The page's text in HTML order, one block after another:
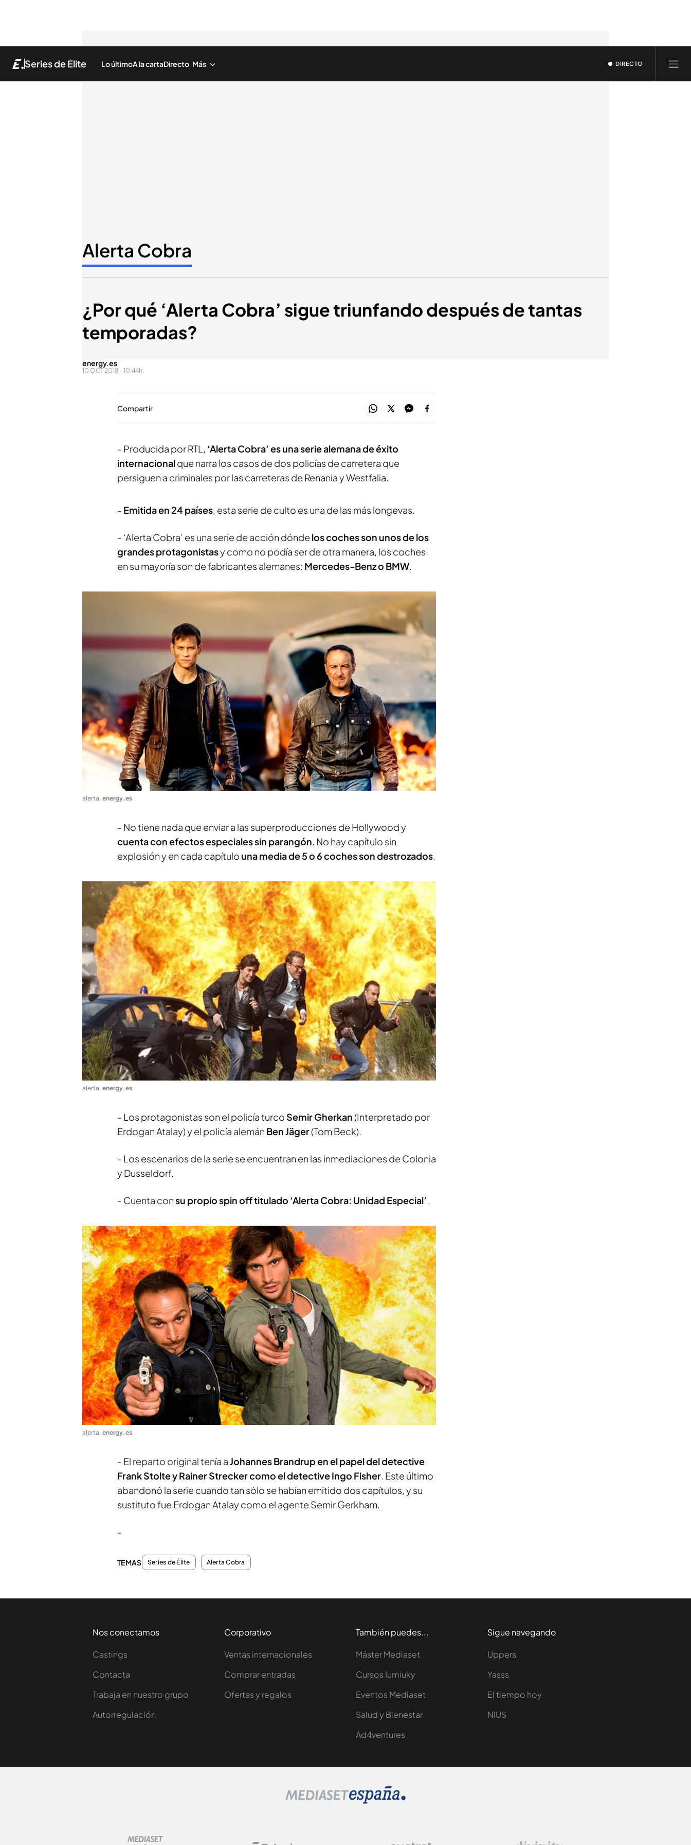
Series de Élite Lo últimoA la cartaDirecto Más DIRECTO
Alerta Cobra
¿Por qué ‘Alerta Cobra’ sigue triunfando después de tantas
temporadas?
energy.es
10 OCT 2018 - 10:44h.
Compartir
- Producida por RTL, ‘Alerta Cobra’ es una serie alemana de éxito
internacionalque narra los casos de dos policías de carretera que
persiguen a criminales por las carreteras de Renania y Westfalia.
- Emitida en 24 países, esta serie de culto es una de las más longevas.
- ‘Alerta Cobra’ es una serie de acción dónde los coches son unos de los
grandes protagonistasy como no podía ser de otra manera, los coches
en su mayoría son de fabricantes alemanes: Mercedes-Benz o BMW.
alerta. energy.es
- No tiene nada que enviar a las superproducciones de Hollywood y
cuenta con efectos especiales sin parangón. No hay capítulo sin
explosión y en cada capítulo una media de 5 o 6 coches son destrozados.
alerta. energy.es
- Los protagonistas son el policía turco Semir Gherkan(Interpretado por
Erdogan Atalay) y el policía alemán Ben Jäger(Tom Beck).
- Los escenarios de la serie se encuentran en las inmediaciones de Colonia
y Dusseldorf.
- Cuenta consu propio spin off titulado ‘Alerta Cobra: Unidad Especial’.
alerta. energy.es
- El reparto original tenía aJohannes Brandrup en el papel del detective
Frank Stolte y Rainer Strecker como el detective Ingo Fisher. Este último
abandonó la serie cuando tan sólo se habían emitido dos capítulos, y su
sustituto fue Erdogan Atalay como el agente Semir Gerkham.
-
TEMAS Series de Élite Alerta Cobra
Nos conectamos
Castings
Contacta
Trabaja en nuestro grupo
Autorregulación
Corporativo
Ventas internacionales
Comprar entradas
Ofertas y regalos
También puedes...
Máster Mediaset
Cursos Iumiuky
Eventos Mediaset
Salud y Bienestar
Ad4ventures
Sigue navegando
Uppers
Yasss
El tiempo hoy
NIUS